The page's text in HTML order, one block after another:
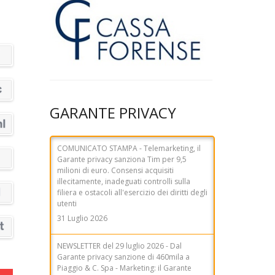
GARANTE PRIVACY
COMUNICATO STAMPA - Telemarketing, il
Garante privacy sanziona Tim per 9,5
milioni di euro. Consensi acquisiti
illecitamente, inadeguati controlli sulla
filiera e ostacoli all'esercizio dei diritti degli
utenti
Garante privacy sanzione di 460mila a
Piaggio & C. Spa - Marketing: il Garante
sanziona Altroconsumo Edizioni per